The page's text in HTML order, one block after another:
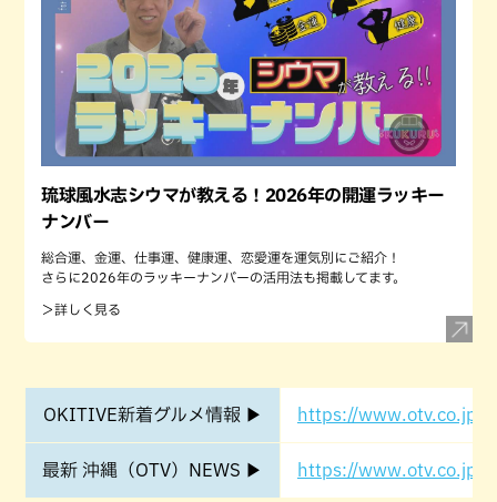
琉球風水志シウマが教える！2026年の開運ラッキー
ナンバー
総合運、金運、仕事運、健康運、恋愛運を運気別にご紹介！
さらに2026年のラッキーナンバーの活用法も掲載してます。
＞詳しく見る
OKITIVE新着グルメ情報 ▶ https://www.otv.co.jp/
最新 沖縄（OTV）NEWS ▶ https://www.otv.co.jp/